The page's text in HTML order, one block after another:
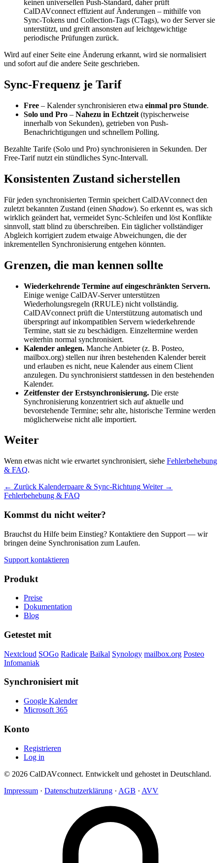
keinen universellen Push-Standard, daher prüft
CalDAVconnect effizient auf Änderungen – mithilfe von
Sync-Tokens und Collection-Tags (CTags), wo der Server sie
unterstützt, und greift ansonsten auf leichtgewichtige
periodische Prüfungen zurück.
Wird auf einer Seite eine Änderung erkannt, wird sie normalisiert
und sofort auf die andere Seite geschrieben.
Sync-Frequenz je Tarif
Free – Kalender synchronisieren etwa einmal pro Stunde.
Solo und Pro – Nahezu in Echtzeit (typischerweise
innerhalb von Sekunden), getrieben von Push-
Benachrichtigungen und schnellem Polling.
Bezahlte Tarife (Solo und Pro) synchronisieren in Sekunden. Der
Free-Tarif nutzt ein stündliches Sync-Intervall.
Konsistenten Zustand sicherstellen
Für jeden synchronisierten Termin speichert CalDAVconnect den
zuletzt bekannten Zustand (einen Shadow). So erkennt es, was sich
wirklich geändert hat, vermeidet Sync-Schleifen und löst Konflikte
sinnvoll, statt blind zu überschreiben. Ein täglicher vollständiger
Abgleich korrigiert zudem etwaige Abweichungen, die der
inkrementellen Synchronisierung entgehen könnten.
Grenzen, die man kennen sollte
Wiederkehrende Termine auf eingeschränkten Servern.
Einige wenige CalDAV-Server unterstützen
Wiederholungsregeln (RRULE) nicht vollständig.
CalDAVconnect prüft die Unterstützung automatisch und
überspringt auf inkompatiblen Servern wiederkehrende
Termine, statt sie zu beschädigen. Einzeltermine werden
weiterhin normal synchronisiert.
Kalender anlegen. Manche Anbieter (z. B. Posteo,
mailbox.org) stellen nur ihren bestehenden Kalender bereit
und erlauben es nicht, neue Kalender aus einem Client
anzulegen. Du synchronisierst stattdessen in den bestehenden
Kalender.
Zeitfenster der Erstsynchronisierung. Die erste
Synchronisierung konzentriert sich auf aktuelle und
bevorstehende Termine; sehr alte, historische Termine werden
möglicherweise nicht alle importiert.
Weiter
Wenn etwas nicht wie erwartet synchronisiert, siehe Fehlerbehebung
& FAQ.
← Zurück Kalenderpaare & Sync-Richtung Weiter →
Fehlerbehebung & FAQ
Kommst du nicht weiter?
Brauchst du Hilfe beim Einstieg? Kontaktiere den Support — wir
bringen deine Synchronisation zum Laufen.
Support kontaktieren
Produkt
Preise
Dokumentation
Blog
Getestet mit
Nextcloud SOGo Radicale Baïkal Synology mailbox.org Posteo
Infomaniak
Synchronisiert mit
Google Kalender
Microsoft 365
Konto
Registrieren
Log in
© 2026 CalDAVconnect. Entwickelt und gehostet in Deutschland.
Impressum · Datenschutzerklärung · AGB · AVV